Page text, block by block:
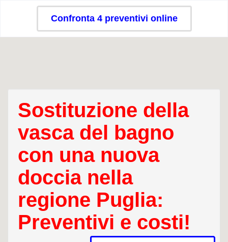
Confronta 4 preventivi online
Sostituzione della
vasca del bagno
con una nuova
doccia nella
regione Puglia:
Preventivi e costi!